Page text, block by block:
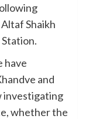
Shaikh
have
and
investigating
whether the